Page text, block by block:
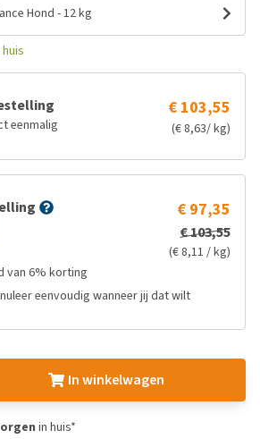
Hond - 12 kg
eenmalig
€ 103,55
(€ 8,63/ kg)
€ 97,35
€ 103,55
(€ 8,11 / kg)
van 6% korting
eenvoudig wanneer jij dat wilt
In winkelwagen
in huis*